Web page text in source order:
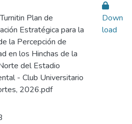
Plan de
Estratégica para la
la Percepción de
en los Hinchas de la
del Estadio
- Club Universitario
2026.pdf
Down
load